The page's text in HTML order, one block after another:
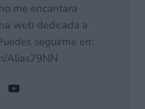
me encantara
web dedicada a
seguirme en:
Alias79NN